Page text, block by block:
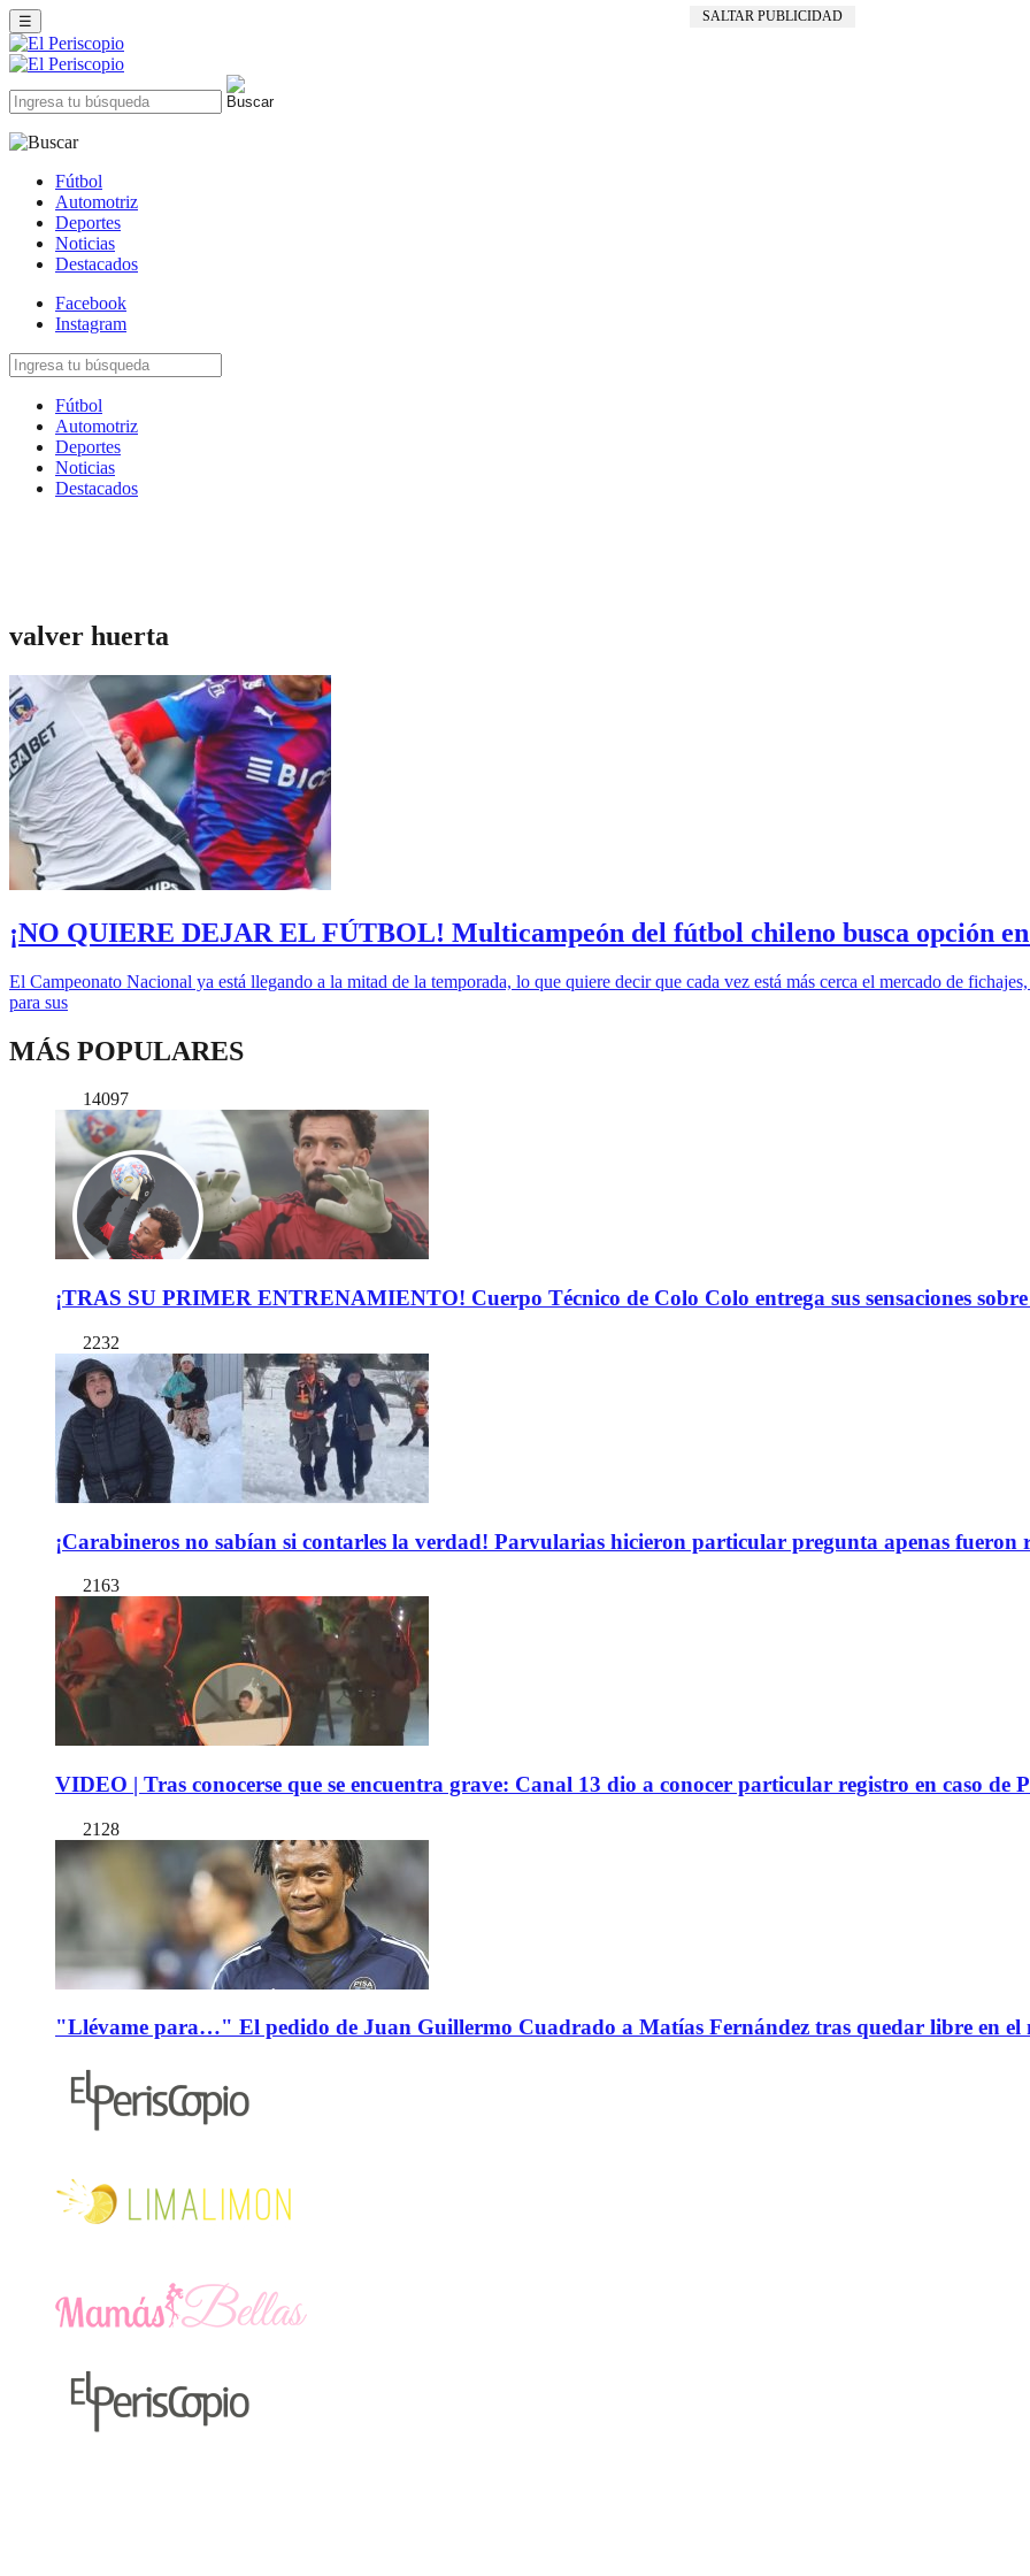
SALTAR PUBLICIDAD
☰
Fútbol
Automotriz
Deportes
Noticias
Destacados
Facebook
Instagram
Fútbol
Automotriz
Deportes
Noticias
Destacados
valver huerta
¡NO QUIERE DEJAR EL FÚTBOL! Multicampeón del fútbol chileno busca opción
El Campeonato Nacional ya está llegando a la mitad de la temporada, lo que quiere decir que cada vez está más cerca el mercado de
para sus
MÁS POPULARES
14097
¡TRAS SU PRIMER ENTRENAMIENTO! Cuerpo Técnico de Colo Colo entrega sus sensaciones
2232
¡Carabineros no sabían si contarles la verdad! Parvularias hicieron particular pregunta apenas fueron
2163
VIDEO | Tras conocerse que se encuentra grave: Canal 13 dio a conocer particular registro en caso de
2128
"Llévame para…" El pedido de Juan Guillermo Cuadrado a Matías Fernández tras quedar libre en el